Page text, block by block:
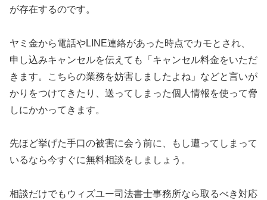
が存在するのです。
ヤミ金から電話やLINE連絡があった時点でカモとされ、
申し込みキャンセルを伝えても「キャンセル料金をいただ
きます。こちらの業務を妨害しましたよね」などと言いが
かりをつけてきたり、送ってしまった個人情報を使って脅
しにかかってきます。
先ほど挙げた手口の被害に会う前に、もし遭ってしまって
いるなら今すぐに無料相談をしましょう。
相談だけでもウィズユー司法書士事務所なら取るべき対応